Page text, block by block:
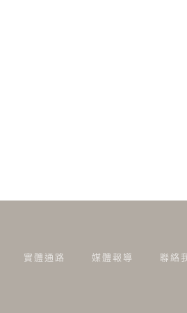
實體通路 媒體報導 聯絡